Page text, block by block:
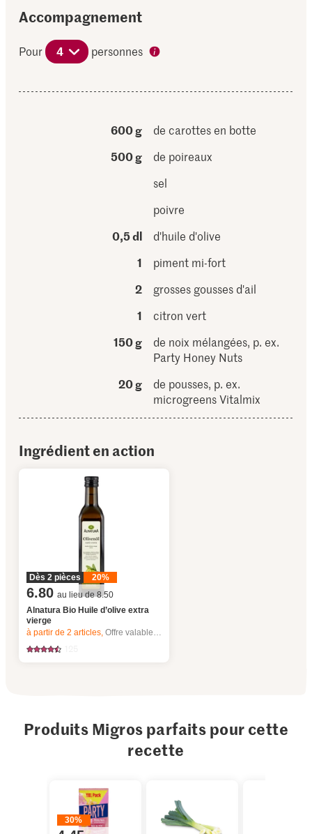
Accompagnement
Pour 4 personnes
600 g
de carottes en botte
500 g
de poireaux
sel
poivre
0,5 dl
d'huile d'olive
1
piment mi-fort
2
grosses gousses d'ail
1
citron vert
150 g
de noix mélangées, p. ex.
Party Honey Nuts
20 g
de pousses, p. ex.
microgreens Vitalmix
Ingrédient en action
Dès 2 pièces 20%
6.80 au lieu de 8.50
Alnatura Bio Huile d’olive extra
vierge
à partir de 2articles,Offre valable du 6.8 au 12.8.2026, jusqu’à épuisement du stock.
Produits Migros parfaits pour cette
recette
30%